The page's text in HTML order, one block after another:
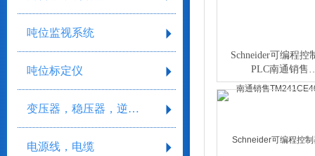
吨位监视系统
吨位标定仪
变压器，稳压器，逆变器
电源线，电缆
Schneider可编程控
PLC南通销售
TM241CE40T